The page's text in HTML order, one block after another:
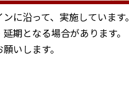
に沿って、実施しています。
期となる場合があります。
いします。